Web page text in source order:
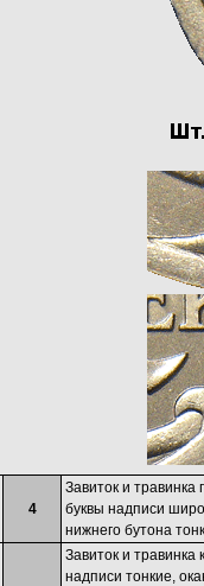
4
Завиток и травинка
буквы надписи
нижнего бутона
Завиток и травинка
надписи тонкие,